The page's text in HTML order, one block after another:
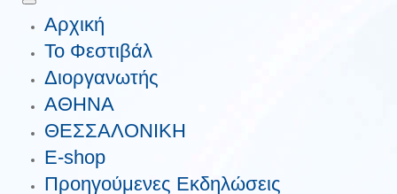
Αρχική
Το Φεστιβάλ
Διοργανωτής
ΑΘΗΝΑ
ΘΕΣΣΑΛΟΝΙΚΗ
E-shop
Προηγούμενες Εκδηλώσεις